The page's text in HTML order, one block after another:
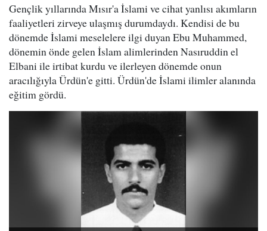
Gençlik yıllarında Mısır'a İslami ve cihat yanlısı akımların
faaliyetleri zirveye ulaşmış durumdaydı. Kendisi de bu
dönemde İslami meselelere ilgi duyan Ebu Muhammed,
dönemin önde gelen İslam alimlerinden Nasıruddin el
Elbani ile irtibat kurdu ve ilerleyen dönemde onun
aracılığıyla Ürdün'e gitti. Ürdün'de İslami ilimler alanında
eğitim gördü.